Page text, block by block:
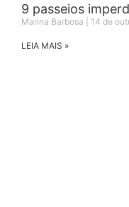
9 passeios
Marina Barbosa 14 de
LEIA MAIS »